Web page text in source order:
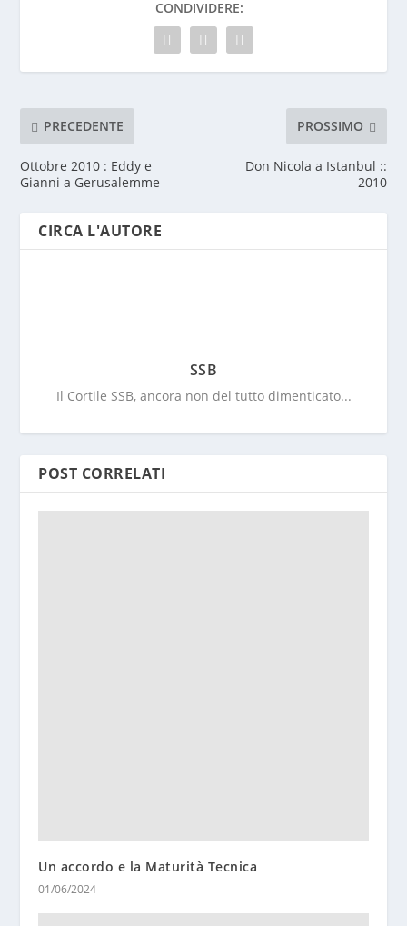
CONDIVIDERE:
PRECEDENTE
Ottobre 2010 : Eddy e
Gianni a Gerusalemme
PROSSIMO
Don Nicola a Istanbul ::
2010
CIRCA L'AUTORE
SSB
Il Cortile SSB, ancora non del tutto dimenticato...
POST CORRELATI
Un accordo e la Maturità Tecnica
01/06/2024